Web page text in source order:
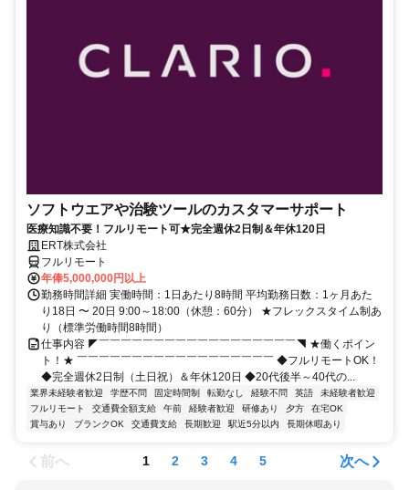
ソフトウエアや治験ツールのカスタマーサポート
医療知識不要！フルリモート可★完全週休2日制＆年休120日
ERT株式会社
フルリモート
年俸5,000,000円以上
勤務時間詳細 実働時間：1日あたり8時間 平均勤務日数：1ヶ月あた
り18日 〜 20日 9:00～18:00（休憩：60分） ★フレックスタイム制あ
り（標準労働時間8時間）
仕事内容 ◤￣￣￣￣￣￣￣￣￣￣￣￣￣￣￣￣￣￣◥ ★働くポイン
ト！★ ￣￣￣￣￣￣￣￣￣￣￣￣￣￣￣￣￣￣ ◆フルリモートOK！
◆完全週休2日制（土日祝）＆年休120日 ◆20代後半～40代の...
業界未経験者歓迎 学歴不問 固定時間制 転勤なし 経験不問 英語
未経験者歓迎
フルリモート
交通費全額支給 午前 経験者歓迎 研修あり 夕方
在宅OK
賞与あり
ブランクOK 交通費支給 長期歓迎 駅近5分以内 長期休暇あり
前へ 1 2 3 4 5 次へ